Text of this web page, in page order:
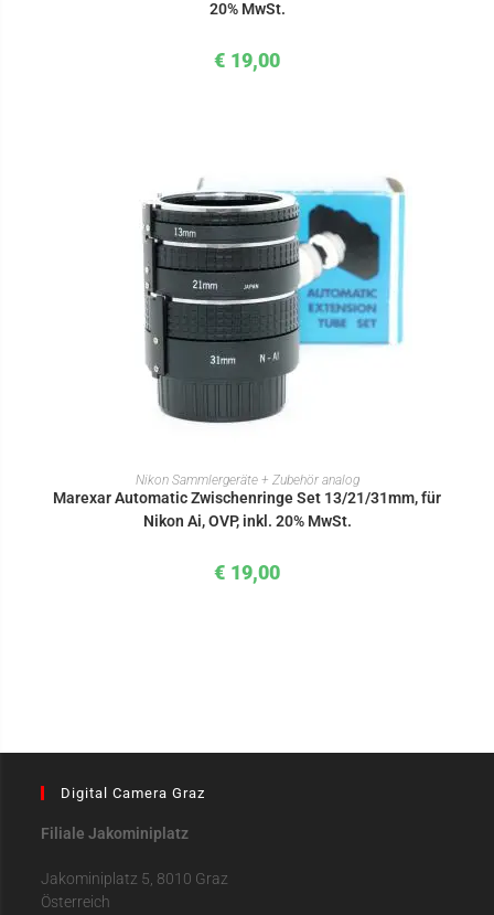
20% MwSt.
€ 19,00
IN DEN WARENKORB
Nikon Sammlergeräte + Zubehör analog
Marexar Automatic Zwischenringe Set 13/21/31mm, für
Nikon Ai, OVP, inkl. 20% MwSt.
€ 19,00
Digital Camera Graz
Filiale Jakominiplatz
Jakominiplatz 5, 8010 Graz
Österreich